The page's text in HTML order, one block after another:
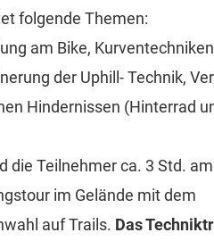
folgende Themen:
am Bike,
der Uphill- Technik,
Hindernissen (Hinterrad
die Teilnehmer ca. 3 Std. am
im Gelände mit dem
auf Trails. Das